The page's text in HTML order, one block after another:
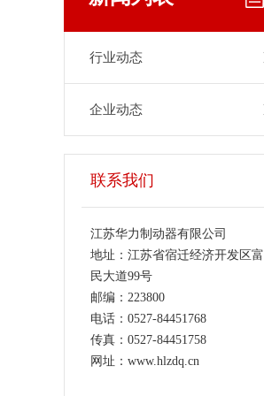
行业动态
企业动态
联系我们
江苏华力制动器有限公司
地址：江苏省宿迁经济开发区富
民大道99号
邮编：223800
电话：0527-84451768
传真：0527-84451758
网址：www.hlzdq.cn